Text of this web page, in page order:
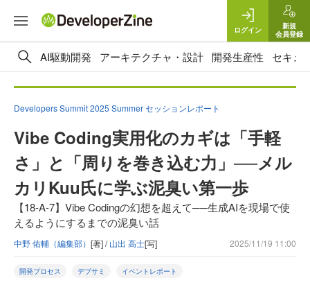
ログイン
新規
会員登録
AI駆動開発 アーキテクチャ・設計 開発生産性 セキュ
Developers Summit 2025 Summer セッションレポート
Vibe Coding実用化のカギは「手軽
さ」と「周りを巻き込む力」──メル
カリKuu氏に学ぶ泥臭い第一歩
【18-A-7】Vibe Codingの幻想を超えて──生成AIを現場で使
えるようにするまでの泥臭い話
中野 佑輔（編集部） [著] /山出 高士[写] 2025/11/19 11:00
開発プロセス デブサミ イベントレポート